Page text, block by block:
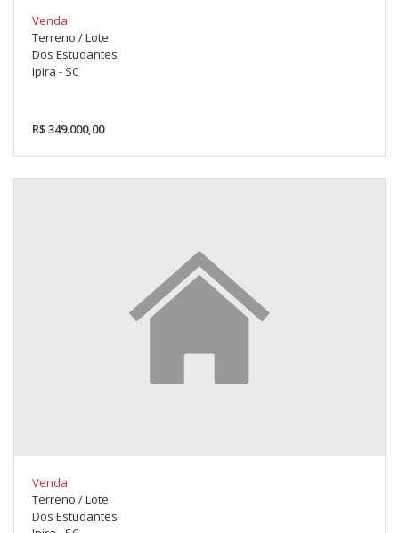
Venda
Terreno / Lote
Dos Estudantes
Ipira - SC
R$ 349.000,00
Venda
Terreno / Lote
Dos Estudantes